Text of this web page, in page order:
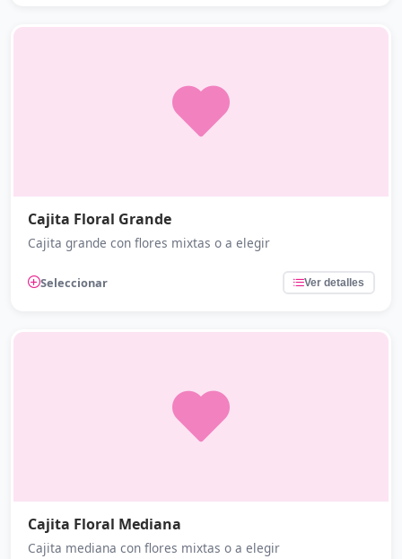
Cajita Floral Grande
Cajita grande con flores mixtas o a elegir
Seleccionar Ver detalles
Cajita Floral Mediana
Cajita mediana con flores mixtas o a elegir